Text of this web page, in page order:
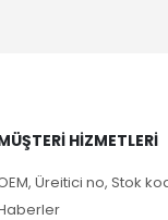
HIZMETLERI
Üreitici no, Stok